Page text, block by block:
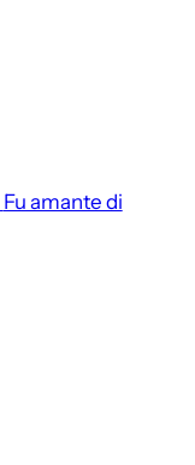
Fu amante di